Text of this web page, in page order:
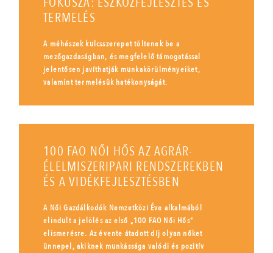
TERMELÉS
A méhészek kulcsszerepet töltenek be a
mezőgazdaságban, és megfelelő támogatással
jelentősen javíthatják munkakörülményeiket,
valamint termelésük hatékonyságát.
100 FAO NŐI HŐS AZ AGRÁR-
ÉLELMISZERIPARI RENDSZEREKBEN
ÉS A VIDÉKFEJLESZTÉSBEN
A Női Gazdálkodók Nemzetközi Éve alkalmából
elindult a jelölés az első „100 FAO Női Hős”
elismerésre. Az évente átadott díj olyan nőket
ünnepel, akiknek munkássága valódi és pozitív